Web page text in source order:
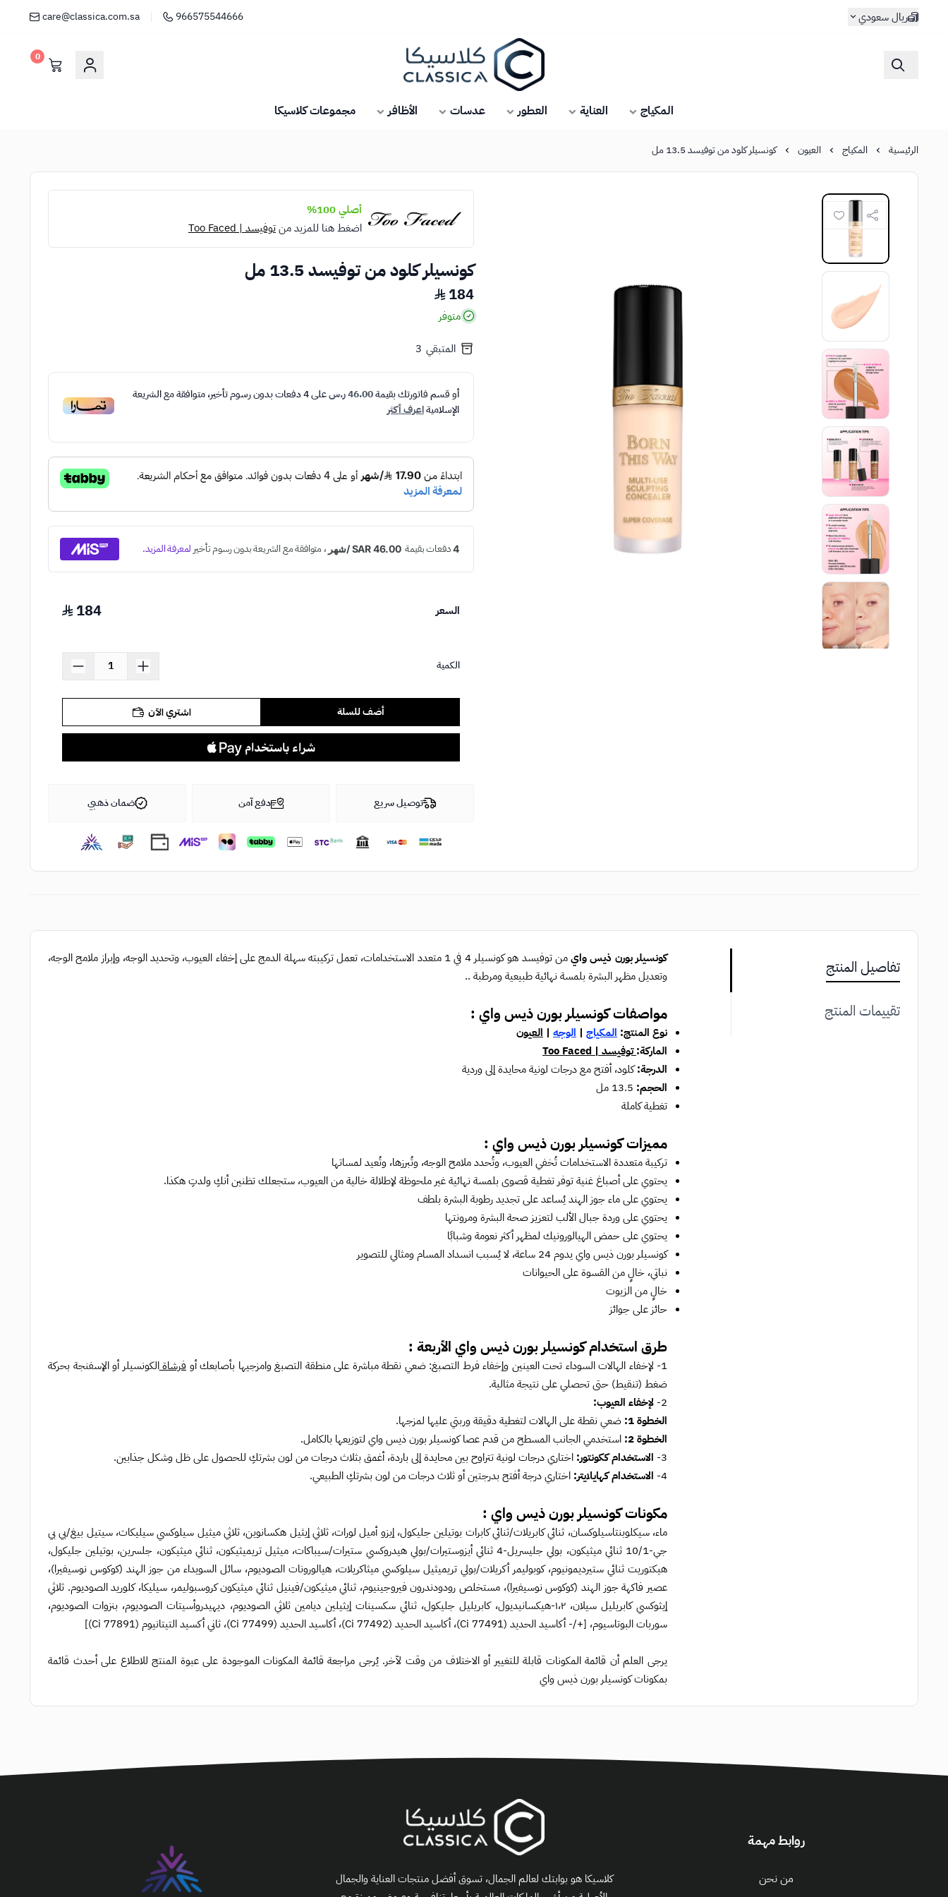
ريال سعودي 966575544666
care@classica.com.sa
كلاسيكا
0
المكياج العناية العطور عدسات الأظافر مجموعات كلاسيكا
الرئيسية المكياج العيون كونسيلر كلود من توفيسد 13.5 مل
أصلي 100%
اضغط هنا للمزيد منتوفيسد | Too Faced
كونسيلر كلود من توفيسد 13.5 مل
184
متوفر
المتبقي 3
أو قسم فاتورتك بقيمة46.00 ر.س على4دفعات بدون رسوم تأخير، متوافقة مع الشريعة
الإسلاميةاعرف أكثر
السعر 184
الكمية
أضف للسلة اشتري الآن
توصيل سريع دفع آمن ضمان ذهبي
تفاصيل المنتج
تقييمات المنتج
كونسيلر بورن ذيس واي
من توفيسد هو كونسيلر 4 في 1 متعدد الاستخدامات، تعمل تركيبته سهلة الدمج على إخفاء العيوب، وتحديد الوجه، وإبراز ملامح الوجه،
وتعديل مظهر البشرة بلمسة نهائية طبيعية ومرطبة ..
مواصفات كونسيلر بورن ذيس واي :
نوع المنتج: المكياج | الوجه | العيون
الماركة:توفيسد | Too Faced
الدرجة:كلود، أفتح مع درجات لونية محايدة إلى وردية
الحجم:
تغطية كاملة
مميزات كونسيلر بورن ذيس واي :
تركيبة متعددة الاستخدامات تُخفي العيوب، وتُحدد ملامح الوجه، وتُبرزها، وتُعيد لمساتها
يحتوي على أصباغ غنية توفر تغطية قصوى بلمسة نهائية غير ملحوظة لإطلالة خالية من العيوب، ستجعلك تظنين أنكِ ولدتِ هكذا.
يحتوي على ماء جوز الهند يُساعد على تجديد رطوبة البشرة بلطف
يحتوي على وردة جبال الألب لتعزيز صحة البشرة ومرونتها
يحتوي على حمض الهيالورونيك لمظهر أكثر نعومة وشبابًا
كونسيلر بورن ذيس واي يدوم 24 ساعة، لا يُسبب انسداد المسام ومثالي للتصوير
نباتي، خالٍ من القسوة على الحيوانات
خالٍ من الزيوت
حائز على جوائز
طرق استخدام كونسيلر بورن ذيس واي الأربعة :
1- لإخفاء الهالات السوداء تحت العينين وإخفاء فرط التصبغ: ضعي نقطة مباشرة على منطقة التصبغ وامزجيها بأصابعك أو فرشاةالكونسيلر أو الإسفنجة بحركة
ضغط (تنقيط) حتى تحصلي على نتيجة مثالية.
2- لإخفاء العيوب:
الخطوة 1:
ضعي نقطة على الهالات لتغطية دقيقة وربتي عليها لمزجها.
الخطوة 2:
استخدمي الجانب المسطح من قدم عصا كونسيلر بورن ذيس واي لتوزيعها بالكامل.
3- الاستخدام ككونتور: اختاري درجات لونية تتراوح بين محايدة إلى باردة، أغمق بثلاث درجات من لون بشرتكِ للحصول على ظل وشكل جذابين.
4- الاستخدام كهايلايتر: اختاري درجة أفتح بدرجتين أو ثلاث درجات من لون بشرتكِ الطبيعي.
مكونات كونسيلر بورن ذيس واي :
ماء، سيكلوبنتاسيلوكسان، ثنائي كابريلات/ثنائي كابرات بوتيلين جليكول، إيزو أميل لورات، ثلاثي إيثيل هكسانوين، ثلاثي ميثيل سيلوكسي سيليكات، سيتيل بيغ/بي بي
جي-10/1 ثنائي ميثيكون، بولي جليسريل-4 ثنائي أيزوستيرات/بولي هيدروكسي ستيرات/سيباكات، ميثيل تريميثيكون، ثنائي ميثيكون، جلسرين، بوتيلين جليكول،
هيكتوريت ثنائي ستيرديمونيوم، كوبوليمر أكريلات/بولي تريميثيل سيلوكسي ميثاكريلات، هيالورونات الصوديوم، سائل السويداء من جوز الهند (كوكوس نوسيفيرا)،
عصير فاكهة جوز الهند (كوكوس نوسيفيرا)، مستخلص رودودندرون فيروجينيوم، ثنائي ميثيكون/فينيل ثنائي ميثيكون كروسبوليمر، سيليكا، كلوريد الصوديوم. ثلاثي
إيثوكسي كابريليل سيلان، ١،٢-هيكسانيديول، كابريليل جليكول، ثنائي سكسينات إيثيلين ديامين ثلاثي الصوديوم، ديهيدروأسيتات الصوديوم، بنزوات الصوديوم،
سوربات البوتاسيوم، [+/- أكاسيد الحديد (Ci 77491)، أكاسيد الحديد (Ci 77492)، أكاسيد الحديد (Ci 77499)، ثاني أكسيد التيتانيوم (Ci 77891)]
يرجى العلم أن قائمة المكونات قابلة للتغيير أو الاختلاف من وقت لآخر. يُرجى مراجعة قائمة المكونات الموجودة على عبوة المنتج للاطلاع على أحدث قائمة
بمكونات كونسيلر بورن ذيس واي
روابط مهمة
من نحن
كلاسيكا هو بوابتك لعالم الجمال، تسوق أفضل منتجات العناية والجمال